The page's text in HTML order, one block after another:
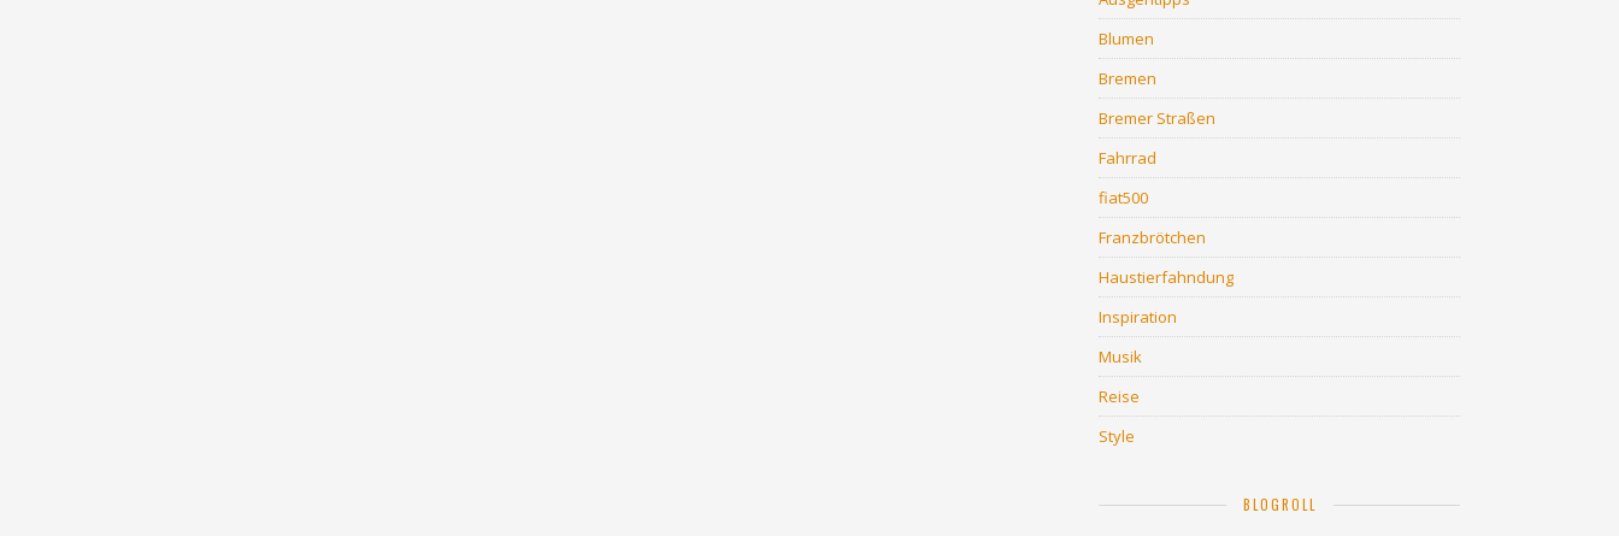
Blumen
Bremen
Bremer Straßen
Fahrrad
fiat500
Franzbrötchen
Haustierfahndung
Inspiration
Musik
Reise
Style
BLOGROLL